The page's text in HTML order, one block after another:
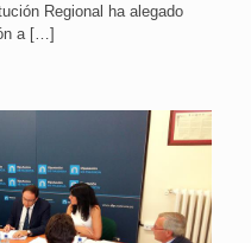
Regional ha alegado
a […]